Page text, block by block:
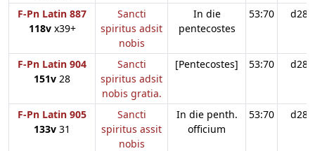
F-Pn Latin 887
118vx39+
Sancti
spiritus adsit
nobis
In die
pentecostes
53:70 d28
F-Pn Latin 904
151v 28
Sancti
spiritus adsit
nobis gratia.
[Pentecostes] 53:70 d28
F-Pn Latin 905
133v 31
Sancti
spiritus assit
nobis
In die penth.
officium
53:70 d28